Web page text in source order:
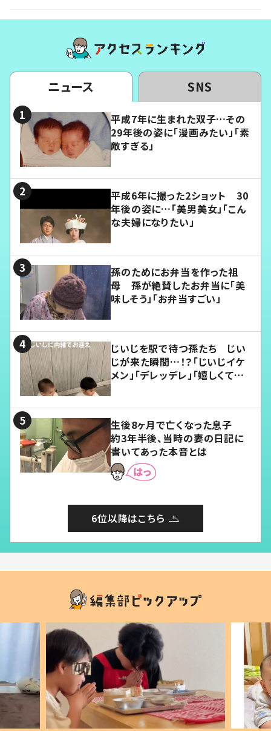
ニュース SNS
平成7年に生まれた双子…その
29年後の姿に「漫画みたい」「素
敵すぎる」
平成6年に撮った2ショット 30
年後の姿に…「美男美女」「こん
な夫婦になりたい」
孫のためにお弁当を作った祖
母 孫が絶賛したお弁当に「美
味しそう」「お弁当すごい」
じいじを駅で待つ孫たち じい
じが来た瞬間…！？「じいじイケ
メン」「デレッデレ」「嬉しくて可
生後8ヶ月で亡くなった息子
約3年半後、当時の妻の日記に
書いてあった本音とは
6位以降はこちら